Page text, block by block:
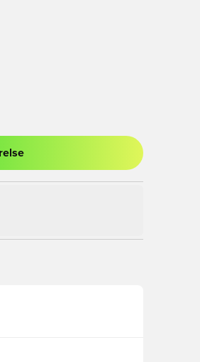
dig som medlem